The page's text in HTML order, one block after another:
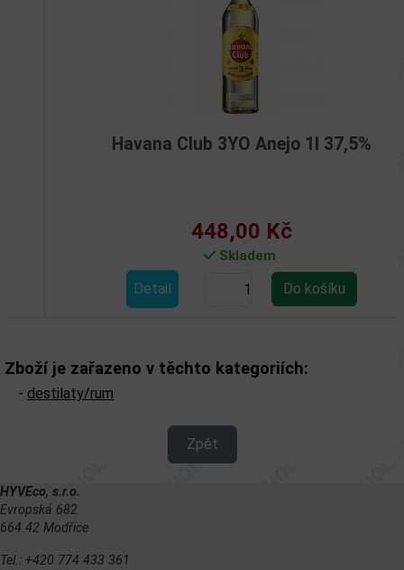
Havana Club 3YO Anejo 1l 37,5%
448,00 Kč
Skladem
Zboží je zařazeno v těchto kategoriích:
- destilaty/rum
Zpět
HYVEco, s.r.o.
Evropská 682
664 42 Modřice
Tel.: +420 774 433 361